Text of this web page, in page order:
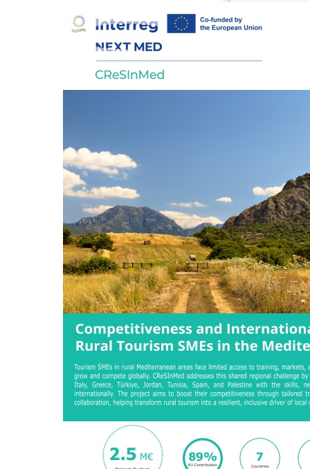
Hôteliers
STRUCTURES
Office National du
Tourisme
Agence Foncière
Touristique
Société des
Touristiques
Agence de
dans les Métiers
Tourisme
L’Institut
Etudes
Hôtelières
FORMATION
MÉTIERS